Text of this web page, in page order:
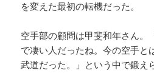
を変えた最初の転機だった。
空手部の顧問は甲斐和年さん。
で凄い人だったね。今の空手と
武道だった。」という中で鍛え